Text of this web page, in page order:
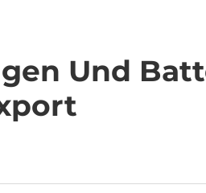
Und